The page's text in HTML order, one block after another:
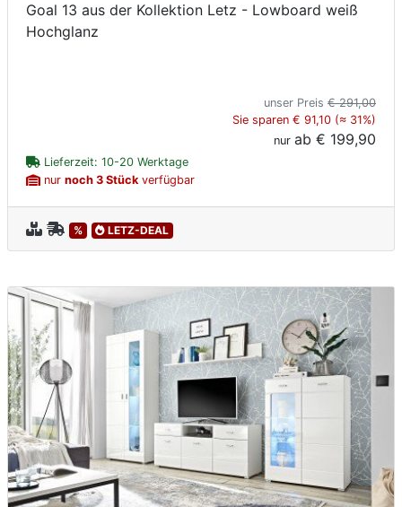
Goal 13 aus der Kollektion Letz - Lowboard weiß
Hochglanz
unser Preis € 291,00
Sie sparen € 91,10 (≈ 31%)
nur ab € 199,90
Lieferzeit: 10-20 Werktage
nur noch 3 Stückverfügbar
% LETZ-DEAL